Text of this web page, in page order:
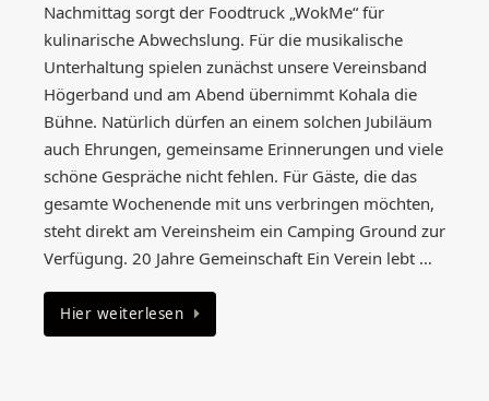
Nachmittag sorgt der Foodtruck „WokMe“ für
kulinarische Abwechslung. Für die musikalische
Unterhaltung spielen zunächst unsere Vereinsband
Högerband und am Abend übernimmt Kohala die
Bühne. Natürlich dürfen an einem solchen Jubiläum
auch Ehrungen, gemeinsame Erinnerungen und viele
schöne Gespräche nicht fehlen. Für Gäste, die das
gesamte Wochenende mit uns verbringen möchten,
steht direkt am Vereinsheim ein Camping Ground zur
Verfügung. 20 Jahre Gemeinschaft Ein Verein lebt …
Hier weiterlesen